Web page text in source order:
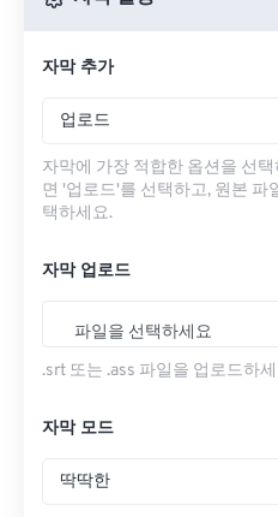
자막 추가
업로드
자막에 가장 적합한 옵션을 선
면 '업로드'를 선택하고, 원본 파
택하세요.
자막 업로드
파일을 선택하세요
.srt 또는 .ass 파일을 업로드하
자막 모드
딱딱한